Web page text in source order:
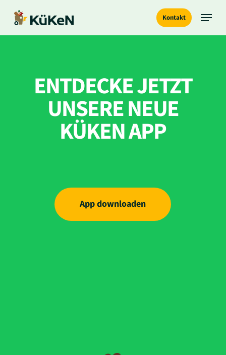
main
Kontakt Menu
ENTDECKE JETZT
UNSERE NEUE
KÜKEN APP
App downloaden